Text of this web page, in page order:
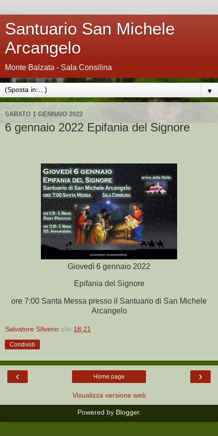
Santuario San Michele
Arcangelo
Monte Balzata - Sala Consilina
▼
SABATO 1 GENNAIO 2022
6 gennaio 2022 Epifania del Signore
Giovedì 6 gennaio 2022
Epifania del Signore
ore 7:00 Santa Messa presso il Santuario di San Michele
Arcangelo
Salvatore SIlverio alle 18:21
Condividi
‹ ›
Home page
Visualizza versione web
Powered by Blogger.